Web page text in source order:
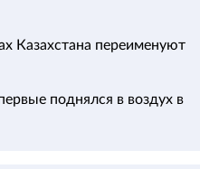
Казахстана переименуют
поднялся в воздух в